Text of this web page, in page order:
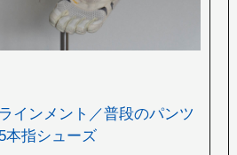
インメント／普段のパンツ
本指シューズ